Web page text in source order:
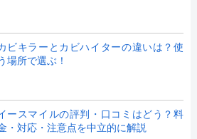
ビキラーとカビハイターの違いは？使
場所で選ぶ！
ースマイルの評判・口コミはどう？料
・対応・注意点を中立的に解説